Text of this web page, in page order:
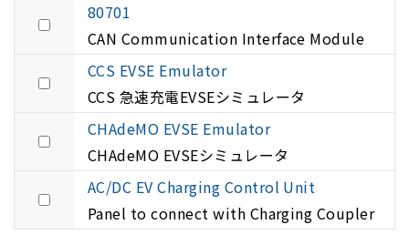
80701
CAN Communication Interface Module
CCS EVSE Emulator
CCS 急速充電EVSEシミュレータ
CHAdeMO EVSE Emulator
CHAdeMO EVSEシミュレータ
AC/DC EV Charging Control Unit
Panel to connect with Charging Coupler